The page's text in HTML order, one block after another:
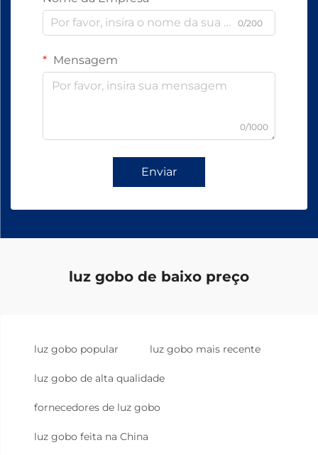
0/200
Mensagem
0/1000
Enviar
luz gobo de baixo preço
luz gobo popular luz gobo mais recente
luz gobo de alta qualidade
fornecedores de luz gobo
luz gobo feita na China